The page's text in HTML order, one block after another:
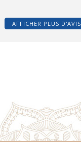
AFFICHER PLUS D'AVIS